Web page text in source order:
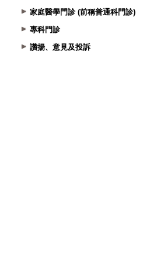
家庭醫學門診 (前稱普通科門診)
專科門診
讚揚、意見及投訴